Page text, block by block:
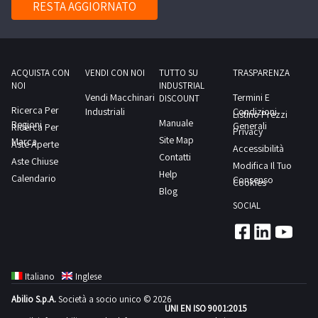
scarica
prodotto,
e
una
testata
industriale
applica
banda
in
(Ø
mm)
PDF
della
dal
giorno
1990
-
smontato
più
a
partecipare
RESTA AGGIORNATO
ACQUISTA CON
NOI
Ricerca Per
Regioni
Ricerca Per
Marca
Aste Aperte
Aste Chiuse
Calendario
VENDI CON NOI
Vendi Macchinari
Industriali
TUTTO SU
INDUSTRIAL
DISCOUNT
Manuale
Site Map
Contatti
Help
Blog
TRASPARENZA
Termini E
Condizioni
Generali
Listino Prezzi
Privacy
Accessibilità
Modifica Il Tuo
Consenso
Cookies
SOCIAL
Italiano
Inglese
Abilio S.p.A.Società a socio unico © 2026
UNI EN ISO 9001:2015